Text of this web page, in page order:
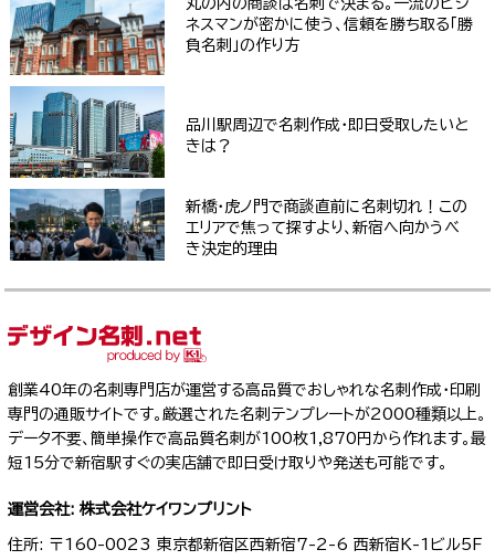
ネスマンが密かに使う、信頼を勝ち取る「勝
負名刺」の作り方
品川駅周辺で名刺作成・即日受取したいと
きは？
新橋・虎ノ門で商談直前に名刺切れ！この
エリアで焦って探すより、新宿へ向かうべ
き決定的理由
創業40年の名刺専門店が運営する高品質でおしゃれな名刺作成・印刷
専門の通販サイトです。厳選された名刺テンプレートが2000種類以上。
データ不要、簡単操作で高品質名刺が100枚1,870円から作れます。最
短15分で新宿駅すぐの実店舗で即日受け取りや発送も可能です。
運営会社: 株式会社ケイワンプリント
住所: 〒160-0023 東京都新宿区西新宿7-2-6 西新宿K-1ビル5F